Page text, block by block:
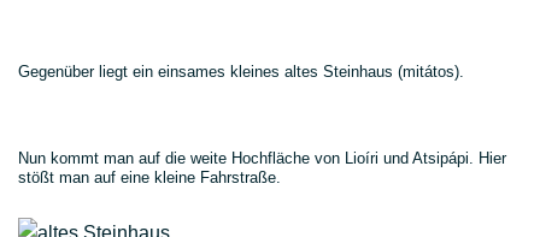
Gegenüber liegt ein einsames kleines altes Steinhaus (mitátos).
Nun kommt man auf die weite Hochfläche von Lioíri und Atsipápi. Hier
stößt man auf eine kleine Fahrstraße.